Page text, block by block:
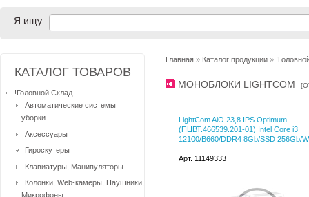
Я ищу
Главная » Каталог продукции »
МОНОБЛОКИ LIGHTCOM [
LightCom AiO 23,8 IPS Optimum
(ПЦВТ.466539.201-01) Intel Core i3
12100/B660/DDR4 8Gb/SSD 256Gb/
Арт. 11149333
КАТАЛОГ ТОВАРОВ
!Головной Склад
Автоматические системы
уборки
Аксессуары
Гироскутеры
Клавиатуры, Манипуляторы
Колонки, Web-камеры, Наушники,
Микрофоны